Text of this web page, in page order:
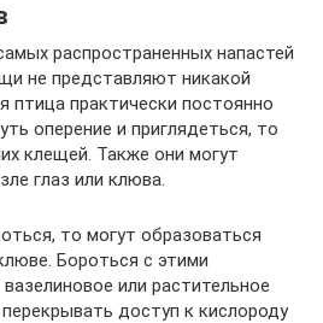
распространенных напастей
не представляют никакой
птица практически постоянно
оперение и приглядеться, то
клещей. Также они могут
глаз или клюва.
то могут образоваться
Бороться с этими
или растительное
доступ к кислороду